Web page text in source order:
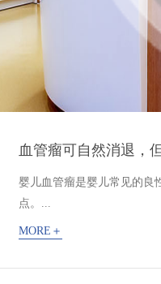
血管瘤可自然消退，
婴儿血管瘤是婴儿常见的良
点。...
MORE＋